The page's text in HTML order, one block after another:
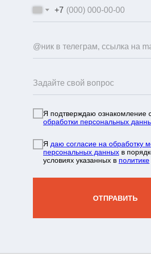
+7
Я подтверждаю ознакомление
обработки персональных
Я даю согласие на обработку
персональных данных в
условиях указанных в политике
ОТПРАВИТЬ
+7 931 244 38 87